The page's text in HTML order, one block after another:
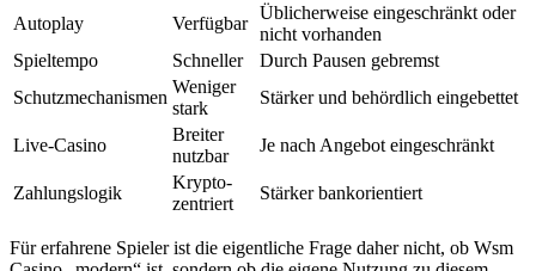
Autoplay Verfügbar
Üblicherweise eingeschränkt oder
nicht vorhanden
Spieltempo
Schneller
Durch Pausen gebremst
Schutzmechanismen
Weniger
stark
Stärker und behördlich eingebettet
Live-Casino
Breiter
nutzbar
Je nach Angebot eingeschränkt
Zahlungslogik
Krypto-
zentriert
Stärker bankorientiert
Für erfahrene Spieler ist die eigentliche Frage daher nicht, ob Wsm